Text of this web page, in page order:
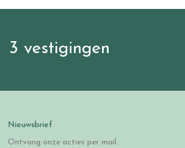
3 vestigingen
Nieuwsbrief
Ontvang onze acties per mail.